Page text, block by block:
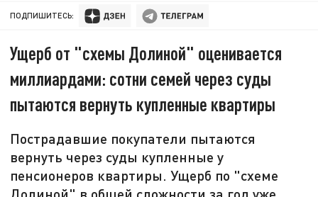
ПОДПИШИТЕСЬ:
Ущерб от "схемы Долиной" оценивается
миллиардами: сотни семей через суды
пытаются вернуть купленные квартиры
Пострадавшие покупатели пытаются
вернуть через суды купленные у
пенсионеров квартиры. Ущерб по "схеме
Долиной" в общей сложности за год уже